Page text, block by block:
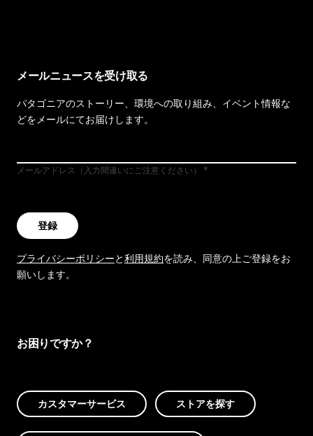
メールニュースを受け取る
パタゴニアのストーリー、環境への取り組み、イベント情報な
どをメールにてお届けします。
メールアドレス（入力間違いにご注意ください）
登録
プライバシーポリシーと利用規約を読み、同意の上ご登録をお
願いします。
お困りですか？
カスタマーサービス ストアを探す